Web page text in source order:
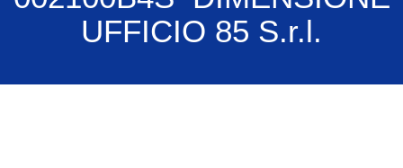
UFFICIO 85 S.r.l.